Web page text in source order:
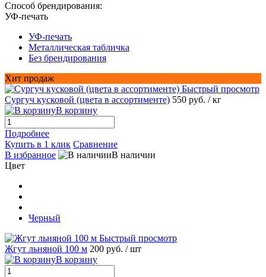
Способ брендирования:
УФ-печать
УФ-печать
Металлическая табличка
Без брендирования
Хит продаж
Быстрый просмотр
Сургуч кусковой (цвета в ассортименте) 550 руб. / кг
В корзину
Подробнее
Купить в 1 клик Сравнение
В избранное
В наличии
Цвет
Черный
Быстрый просмотр
Жгут льняной 100 м 200 руб. / шт
В корзину